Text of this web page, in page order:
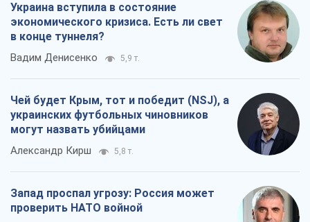
Украина вступила в состояние
экономического кризиса. Есть ли свет
в конце туннеля?
Вадим Денисенко 5,9 т.
Чей будет Крым, тот и победит (NSJ), а
украинских футбольных чиновников
могут назвать убийцами
Александр Кирш 5,8 т.
Запад проспал угрозу: Россия может
проверить НАТО войной